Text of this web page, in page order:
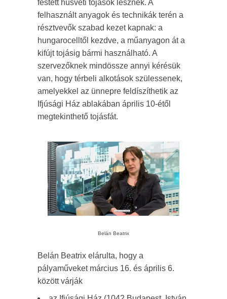
festett húsvéti tojások lesznek. A
felhasznált anyagok és technikák terén a
résztvevők szabad kezet kapnak: a
hungarocelltől kezdve, a műanyagon át a
kifújt tojásig bármi használható. A
szervezőknek mindössze annyi kérésük
van, hogy térbeli alkotások szülessenek,
amelyekkel az ünnepre feldíszíthetik az
Ifjúsági Ház ablakában április 10-étől
megtekinthető tojásfát.
Belán Beatrix
Belán Beatrix elárulta, hogy a
pályaműveket március 16. és április 6.
között várják